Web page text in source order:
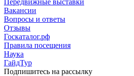
Вакансии
Вопросы и ответы
Отзывы
Госкаталог.рф
Правила посещения
Наука
ГайдТур
Подпишитесь на рассылку